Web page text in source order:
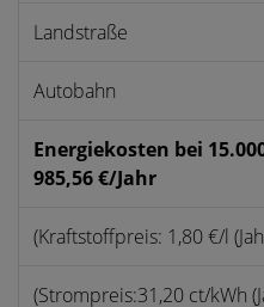
Landstraße
Autobahn
Energiekosten bei
985,56 €/Jahr
(Kraftstoffpreis: 1,80 €/l
(Strompreis:31,20 ct/kWh